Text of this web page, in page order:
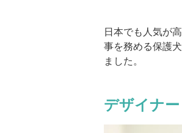
日本でも人気が
事を務める保護
ました。
デザイナ